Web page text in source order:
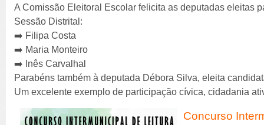
A Comissão Eleitoral Escolar felicita as deputadas eleitas
Sessão Distrital:
➡️ Filipa Costa
➡️ Maria Monteiro
➡️ Inês Carvalhal
Parabéns também à deputada Débora Silva, eleita
Um excelente exemplo de participação cívica, cidadania
Concurso